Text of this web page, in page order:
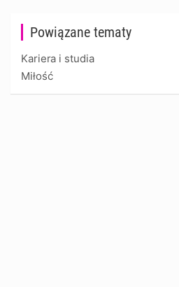
Powiązane tematy
Kariera i studia
Miłość